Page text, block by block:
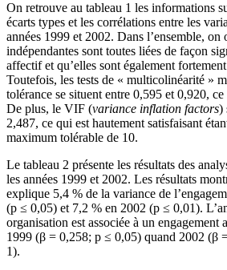
On retrouve au tableau 1 les informations
écarts types et les corrélations entre les
années 1999 et 2002. Dans l’ensemble, on
indépendantes sont toutes liées de façon
affectif et qu’elles sont également
Toutefois, les tests de « multicolinéarité »
tolérance se situent entre 0,595 et 0,920,
De plus, le VIF (variance inflation factors)
2,487, ce qui est hautement satisfaisant
maximum tolérable de 10.
Le tableau 2 présente les résultats des
les années 1999 et 2002. Les résultats
explique 5,4 % de la variance de
(p ≤ 0,05) et 7,2 % en 2002 (p ≤ 0,01).
organisation est associée à un
1999 (β = 0,258; p ≤ 0,05) quand 2002 (β
1).